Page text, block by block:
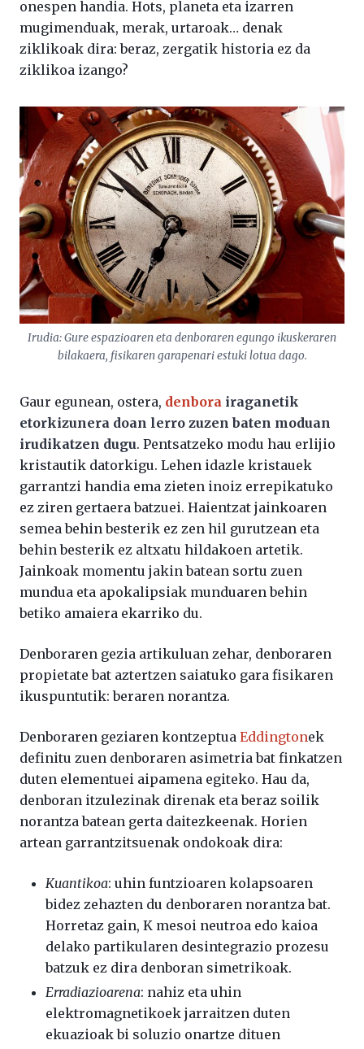
onespen handia. Hots, planeta eta izarren
mugimenduak, merak, urtaroak… denak
ziklikoak dira: beraz, zergatik historia ez da
ziklikoa izango?
Irudia: Gure espazioaren eta denboraren egungo ikuskeraren
bilakaera, fisikaren garapenari estuki lotua dago.
Gaur egunean, ostera, denbora iraganetik
etorkizunera doan lerro zuzen baten moduan
irudikatzen dugu. Pentsatzeko modu hau erlijio
kristautik datorkigu. Lehen idazle kristauek
garrantzi handia ema zieten inoiz errepikatuko
ez ziren gertaera batzuei. Haientzat jainkoaren
semea behin besterik ez zen hil gurutzean eta
behin besterik ez altxatu hildakoen artetik.
Jainkoak momentu jakin batean sortu zuen
mundua eta apokalipsiak munduaren behin
betiko amaiera ekarriko du.
Denboraren gezia artikuluan zehar, denboraren
propietate bat aztertzen saiatuko gara fisikaren
ikuspuntutik: beraren norantza.
Denboraren geziaren kontzeptua Eddingtonek
definitu zuen denboraren asimetria bat finkatzen
duten elementuei aipamena egiteko. Hau da,
denboran itzulezinak direnak eta beraz soilik
norantza batean gerta daitezkeenak. Horien
artean garrantzitsuenak ondokoak dira:
Kuantikoa: uhin funtzioaren kolapsoaren
bidez zehazten du denboraren norantza bat.
Horretaz gain, K mesoi neutroa edo kaioa
delako partikularen desintegrazio prozesu
batzuk ez dira denboran simetrikoak.
Erradiazioarena: nahiz eta uhin
elektromagnetikoek jarraitzen duten
ekuazioak bi soluzio onartze dituen